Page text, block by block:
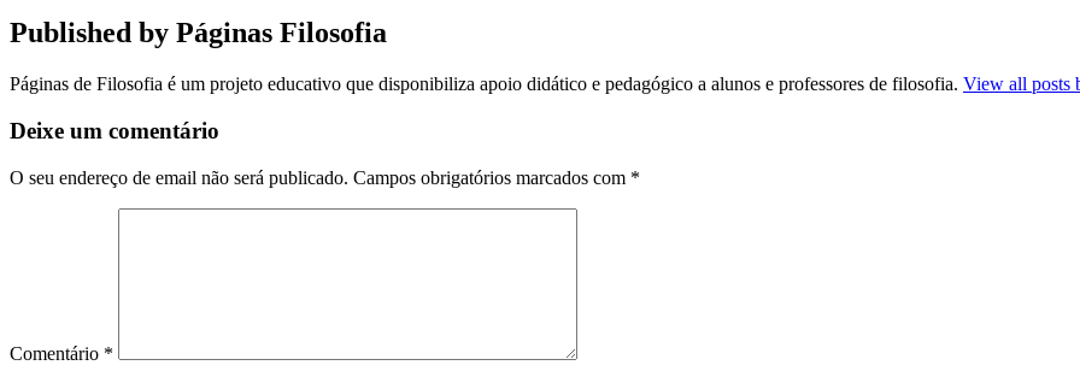
Published by Páginas Filosofia
Páginas de Filosofia é um projeto educativo que disponibiliza apoio didático e pedagógico a alunos e professores de filosofia. View all posts
Deixe um comentário
O seu endereço de email não será publicado. Campos obrigatórios marcados com *
Comentário *